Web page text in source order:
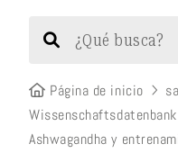
Página de inicio
Wissenschaftsdatenbank
Ashwagandha y